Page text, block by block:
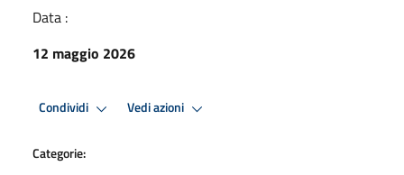
Data :
12 maggio 2026
Condividi Vedi azioni
Categorie: